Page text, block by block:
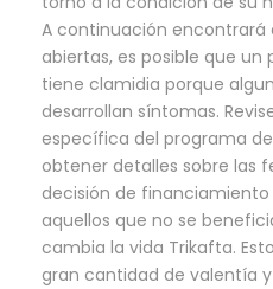
A continuación encontrará
abiertas, es posible que
tiene clamidia porque
desarrollan síntomas.
específica del programa
obtener detalles sobre las
decisión de financiamiento
aquellos que no se
cambia la vida Trikafta.
gran cantidad de valentía